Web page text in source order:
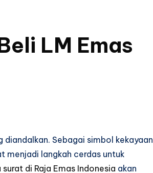
LM Emas
Sebagai simbol kekayaan
langkah cerdas untuk
di Raja Emas Indonesia akan